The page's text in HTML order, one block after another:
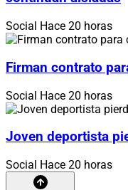
Social Hace 20 horas
Firman contrato
Social Hace 20 horas
Joven deportista
Social Hace 20 horas